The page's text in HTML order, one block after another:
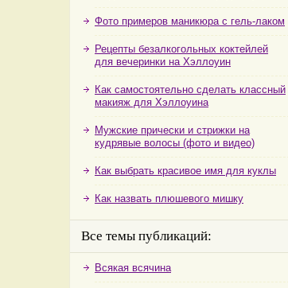
Фото примеров маникюра с гель-лаком
Рецепты безалкогольных коктейлей
для вечеринки на Хэллоуин
Как самостоятельно сделать классный
макияж для Хэллоуина
Мужские прически и стрижки на
кудрявые волосы (фото и видео)
Как выбрать красивое имя для куклы
Как назвать плюшевого мишку
Все темы публикаций:
Всякая всячина